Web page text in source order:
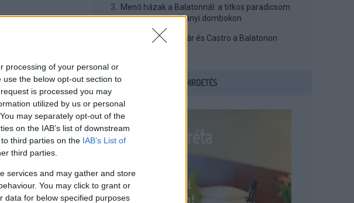
processing of your personal or
the below opt-out section to
is processed you may
utilized by us or personal
may separately opt-out of the
on the IAB’s list of downstream
third parties on the IAB’s List of
third parties.
services and may gather and store
You may click to grant or
data for below specified purposes
Menő házak a Balatonnál: a titkos paradicsom
a tihanyi dombokon
Így nyaralt Kádár és Castro a Balatonon
HIRDETÉS